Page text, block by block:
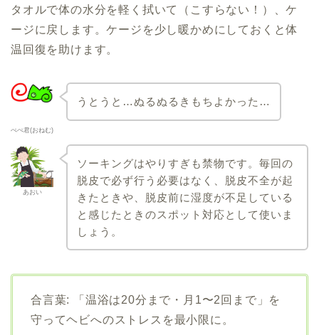
タオルで体の水分を軽く拭いて（こすらない！）、ケ
ージに戻します。ケージを少し暖かめにしておくと体
温回復を助けます。
ぺぺ君(おねむ)
うとうと…ぬるぬるきもちよかった…
あおい
ソーキングはやりすぎも禁物です。毎回の
脱皮で必ず行う必要はなく、脱皮不全が起
きたときや、脱皮前に湿度が不足している
と感じたときのスポット対応として使いま
しょう。
合言葉: 「温浴は20分まで・月1〜2回まで」を
守ってヘビへのストレスを最小限に。